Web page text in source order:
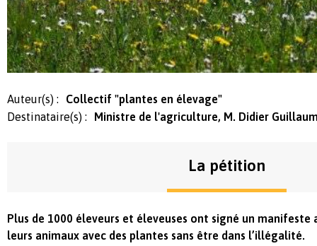
Auteur(s) :
Collectif "plantes en élevage"
Destinataire(s) :
Ministre de l'agriculture, M. Didier
La pétition
Plus de 1000 éleveurs et éleveuses ont signé un
leurs animaux avec des plantes sans être dans l’illégalité.